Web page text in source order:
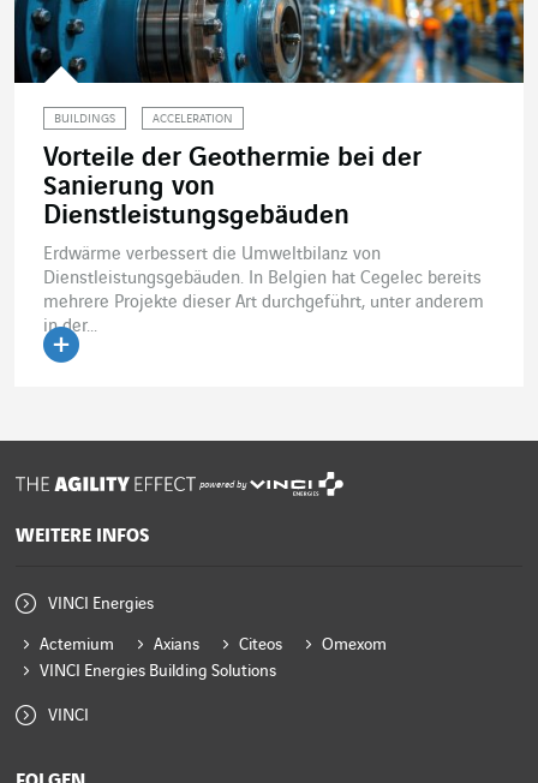
BUILDINGS ACCELERATION
Vorteile der Geothermie bei der
Sanierung von
Dienstleistungsgebäuden
Erdwärme verbessert die Umweltbilanz von
Dienstleistungsgebäuden. In Belgien hat Cegelec bereits
mehrere Projekte dieser Art durchgeführt, unter anderem
in der...
powered by
WEITERE INFOS
VINCI Energies
Actemium Axians Citeos
Omexom
VINCI Energies Building Solutions
VINCI